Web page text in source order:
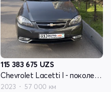
115 383 675 UZS
Chevrolet Lacetti I - поколение рестайлинг
2023 57 000 км